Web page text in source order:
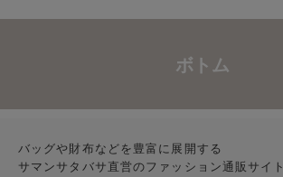
ボトム
バッグや財布などを豊富に展開する
サマンサタバサ直営のファッション通販サイト